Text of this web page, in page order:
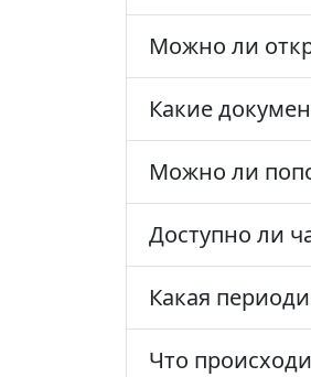
Можно ли
Какие
Можно ли
Доступно ли
Какая
Что